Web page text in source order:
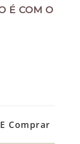
É COM O
Comprar